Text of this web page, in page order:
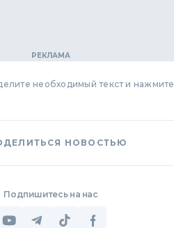
необходимый текст и нажмите
НОВОСТЬЮ
Подпишитесь на нас